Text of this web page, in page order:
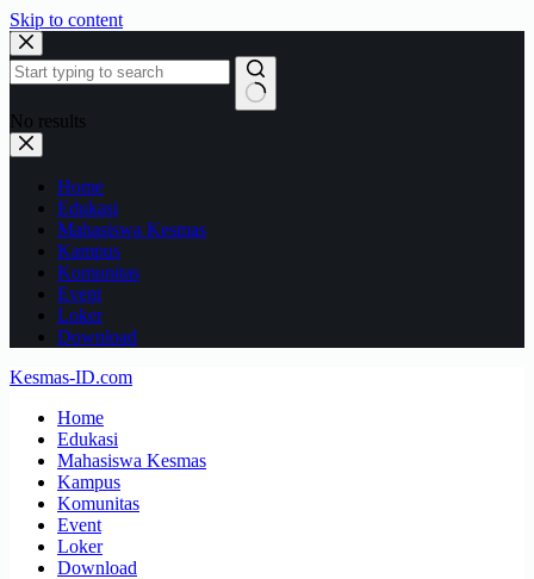
Skip to content
No results
Home
Edukasi
Mahasiswa Kesmas
Kampus
Komunitas
Event
Loker
Download
Kesmas-ID.com
Home
Edukasi
Mahasiswa Kesmas
Kampus
Komunitas
Event
Loker
Download